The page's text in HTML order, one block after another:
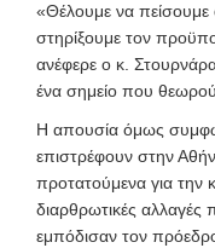
«Θέλουμε να πείσουμε
στηρίξουμε τον
ανέφερε ο κ.
ένα σημείο που
Η απουσία όμως
επιστρέφουν στην
προτατούμενα για την
διαρθρωτικές
εμπόδισαν τον